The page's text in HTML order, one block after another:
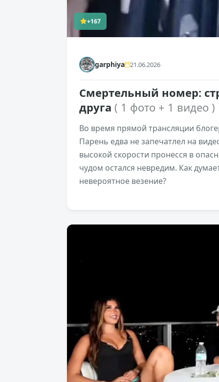
+167
garphiya 21.06.2026
Смертельный номер:
друга ( 1 фото + 1 видео )
Во время прямой трансляции
Парень едва не запечатлел на
высокой скорости пронесся в
чудом остался невредим. Как
невероятное везение?